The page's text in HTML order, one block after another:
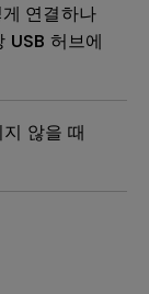
연결하나
USB 허브에
않을 때